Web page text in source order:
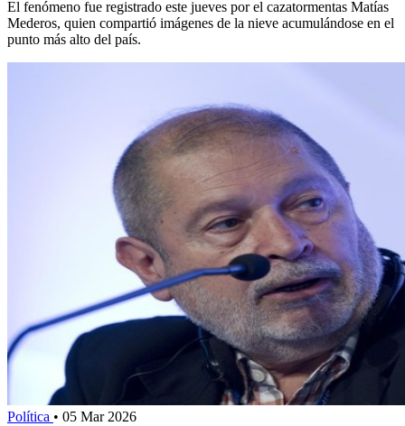
El fenómeno fue registrado este jueves por el cazatormentas Matías
Mederos, quien compartió imágenes de la nieve acumulándose en el
punto más alto del país.
Política • 05 Mar 2026